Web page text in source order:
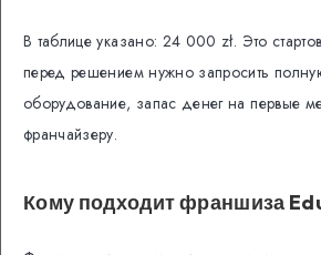
В таблице указано: 24 000 zł. Это
перед решением нужно запросить
оборудование, запас денег на первые
франчайзеру.
Кому подходит франшиза